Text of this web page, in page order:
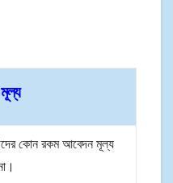
কোন রকম আবেদন মূল্য